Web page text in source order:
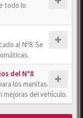
todo lo
al Nº8. Se
del Nº8
los manitas.
mejoras del vehículo.